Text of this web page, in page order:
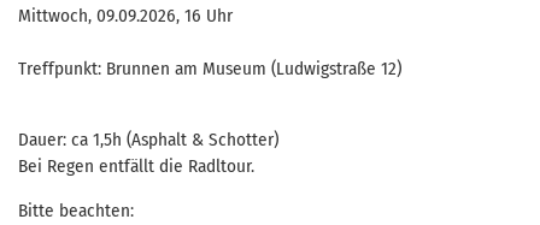
Mittwoch, 09.09.2026, 16 Uhr
Treffpunkt: Brunnen am Museum (Ludwigstraße 12)
Dauer: ca 1,5h (Asphalt & Schotter)
Bei Regen entfällt die Radltour.
Bitte beachten: